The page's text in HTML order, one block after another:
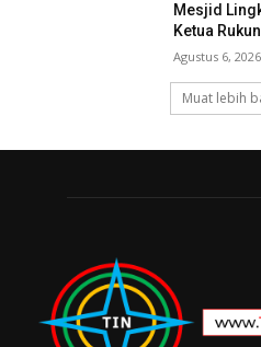
Mesjid
Ketua
Agustus 6, 2026
Muat lebih